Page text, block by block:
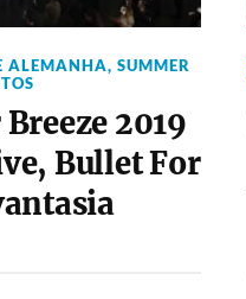
ALEMANHA, SUMMER
2019
Bullet For